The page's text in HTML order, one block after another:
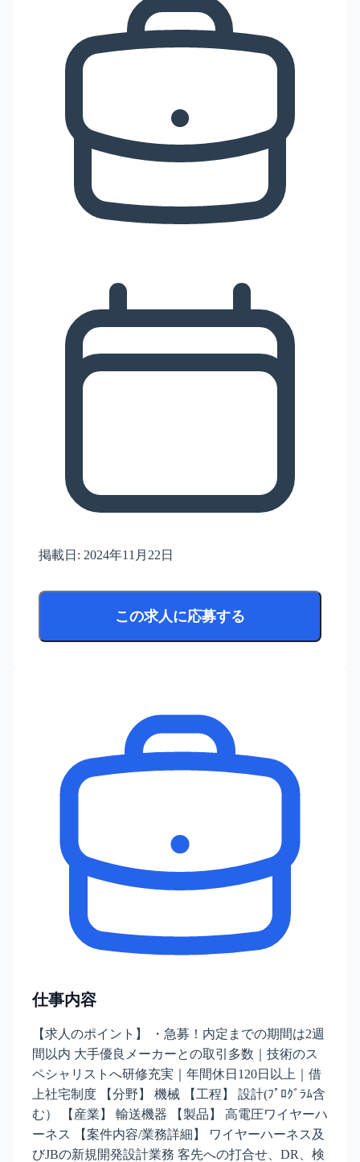
掲載日: 2024年11月22日
この求人に応募する
仕事内容
【求人のポイント】 ・急募！内定までの期間は2週
間以内 大手優良メーカーとの取引多数｜技術のス
ペシャリストへ研修充実｜年間休日120日以上｜借
上社宅制度 【分野】 機械 【工程】 設計(ﾌﾟﾛｸﾞﾗﾑ含
む） 【産業】 輸送機器 【製品】 高電圧ワイヤーハ
ーネス 【案件内容/業務詳細】 ワイヤーハーネス及
びJBの新規開発設計業務 客先への打合せ、DR、検